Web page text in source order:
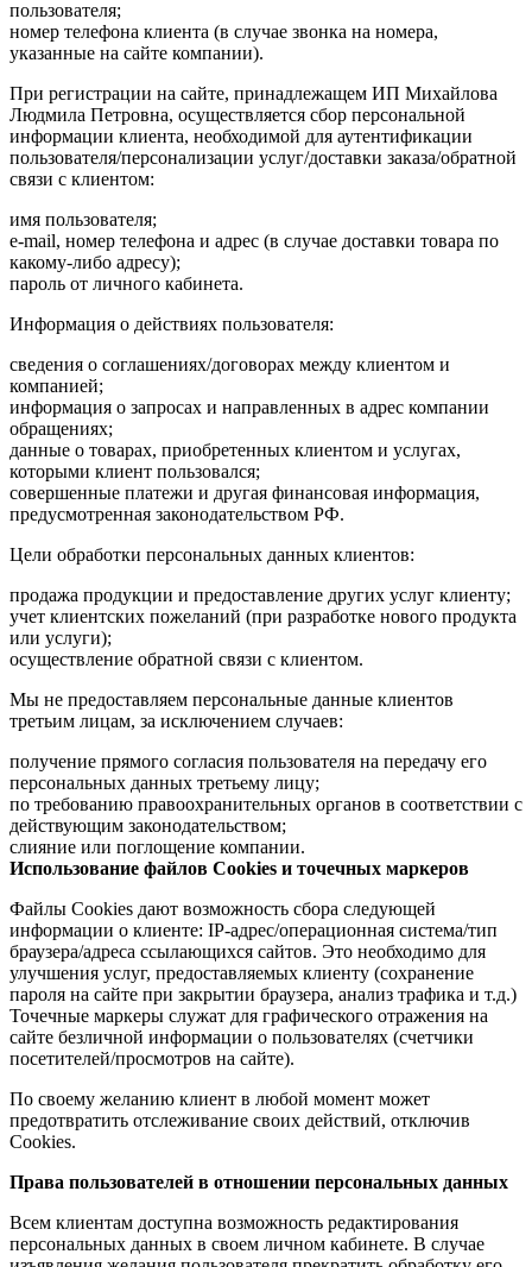
пользователя;
номер телефона клиента (в случае звонка на номера,
указанные на сайте компании).
При регистрации на сайте, принадлежащем ИП Михайлова
Людмила Петровна, осуществляется сбор персональной
информации клиента, необходимой для аутентификации
пользователя/персонализации услуг/доставки заказа/обратной
связи с клиентом:
имя пользователя;
e-mail, номер телефона и адрес (в случае доставки товара по
какому-либо адресу);
пароль от личного кабинета.
Информация о действиях пользователя:
сведения о соглашениях/договорах между клиентом и
компанией;
информация о запросах и направленных в адрес компании
обращениях;
данные о товарах, приобретенных клиентом и услугах,
которыми клиент пользовался;
совершенные платежи и другая финансовая информация,
предусмотренная законодательством РФ.
Цели обработки персональных данных клиентов:
продажа продукции и предоставление других услуг клиенту;
учет клиентских пожеланий (при разработке нового продукта
или услуги);
осуществление обратной связи с клиентом.
Мы не предоставляем персональные данные клиентов
третьим лицам, за исключением случаев:
получение прямого согласия пользователя на передачу его
персональных данных третьему лицу;
по требованию правоохранительных органов в соответствии с
действующим законодательством;
слияние или поглощение компании.
Использование файлов Cookies и точечных маркеров
Файлы Cookies дают возможность сбора следующей
информации о клиенте: IP-адрес/операционная система/тип
браузера/адреса ссылающихся сайтов. Это необходимо для
улучшения услуг, предоставляемых клиенту (сохранение
пароля на сайте при закрытии браузера, анализ трафика и т.д.)
Точечные маркеры служат для графического отражения на
сайте безличной информации о пользователях (счетчики
посетителей/просмотров на сайте).
По своему желанию клиент в любой момент может
предотвратить отслеживание своих действий, отключив
Cookies.
Права пользователей в отношении персональных данных
Всем клиентам доступна возможность редактирования
персональных данных в своем личном кабинете. В случае